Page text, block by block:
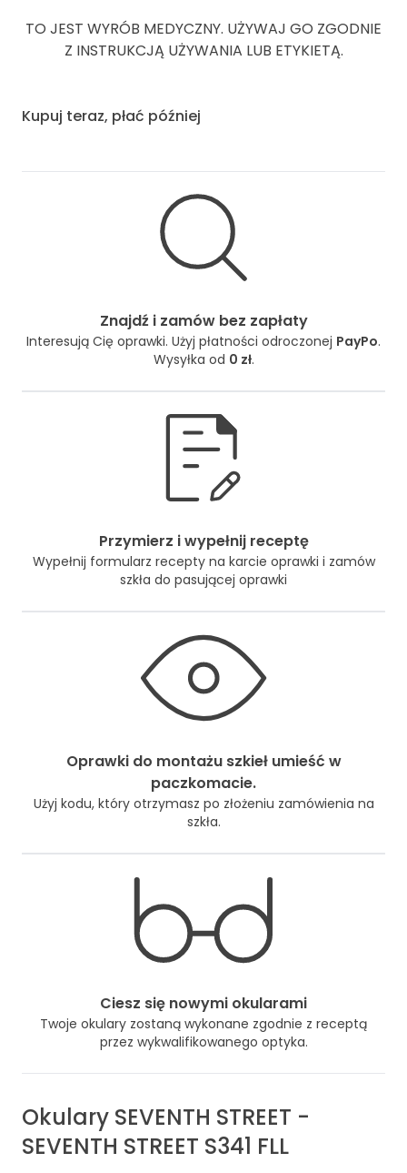
TO JEST WYRÓB MEDYCZNY. UŻYWAJ GO ZGODNIE
Z INSTRUKCJĄ UŻYWANIA LUB ETYKIETĄ.
Kupuj teraz, płać później
Znajdź i zamów bez zapłaty
Interesują Cię oprawki. Użyj płatności odroczonej PayPo.
Wysyłka od 0 zł.
Przymierz i wypełnij receptę
Wypełnij formularz recepty na karcie oprawki i zamów
szkła do pasującej oprawki
Oprawki do montażu szkieł umieść w
paczkomacie.
Użyj kodu, który otrzymasz po złożeniu zamówienia na
szkła.
Ciesz się nowymi okularami
Twoje okulary zostaną wykonane zgodnie z receptą
przez wykwalifikowanego optyka.
Okulary SEVENTH STREET -
SEVENTH STREET S341 FLL